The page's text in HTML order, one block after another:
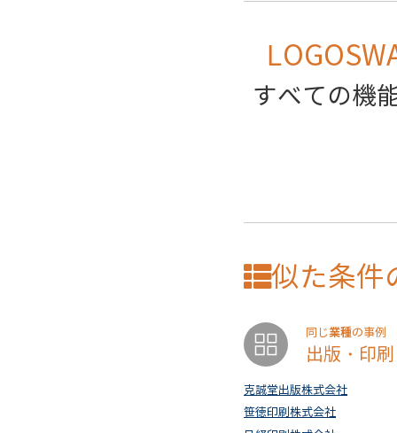
すべての機
似た条件
同じ業種の事例
出版・印刷
克誠堂出版株式会社
笹徳印刷株式会社